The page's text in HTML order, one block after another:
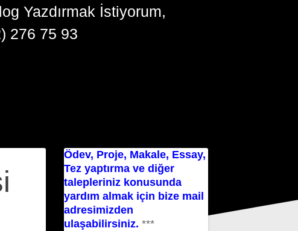
Yazdırmak İstiyorum,
276 75 93
Ödev, Proje, Makale, Essay,
Tez yaptırma ve diğer
talepleriniz konusunda
yardım almak için bize mail
adresimizden
ulaşabilirsiniz. ***